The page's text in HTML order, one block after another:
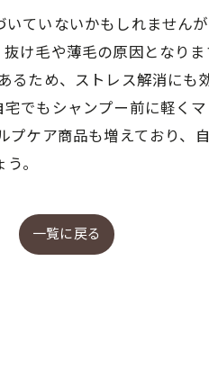
ていないかもしれません
け毛や薄毛の原因となり
ため、ストレス解消にも
でもシャンプー前に軽く
ケア商品も増えており、
。
一覧に戻る